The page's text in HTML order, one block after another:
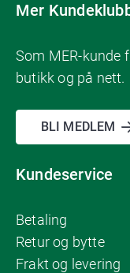
Mer
Som MER-kunde
butikk og på nett.
BLI MEDLEM
Kundeservice
Betaling
Retur og bytte
Frakt og levering